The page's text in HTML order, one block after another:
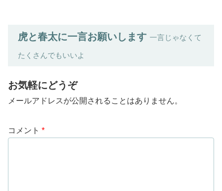
虎と春太に一言お願いします 一言じゃなくて
たくさんでもいいよ
お気軽にどうぞ
メールアドレスが公開されることはありません。
コメント *